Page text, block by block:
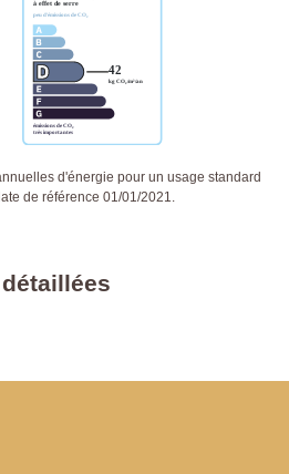
d'énergie pour un usage standard
de référence 01/01/2021.